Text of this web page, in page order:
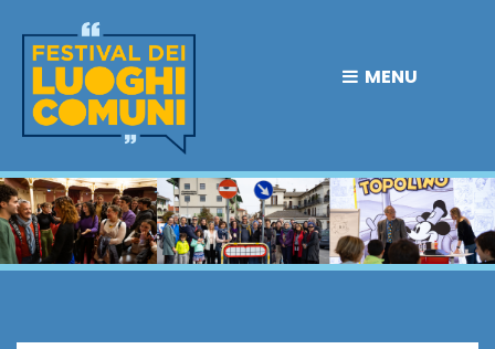
MENU